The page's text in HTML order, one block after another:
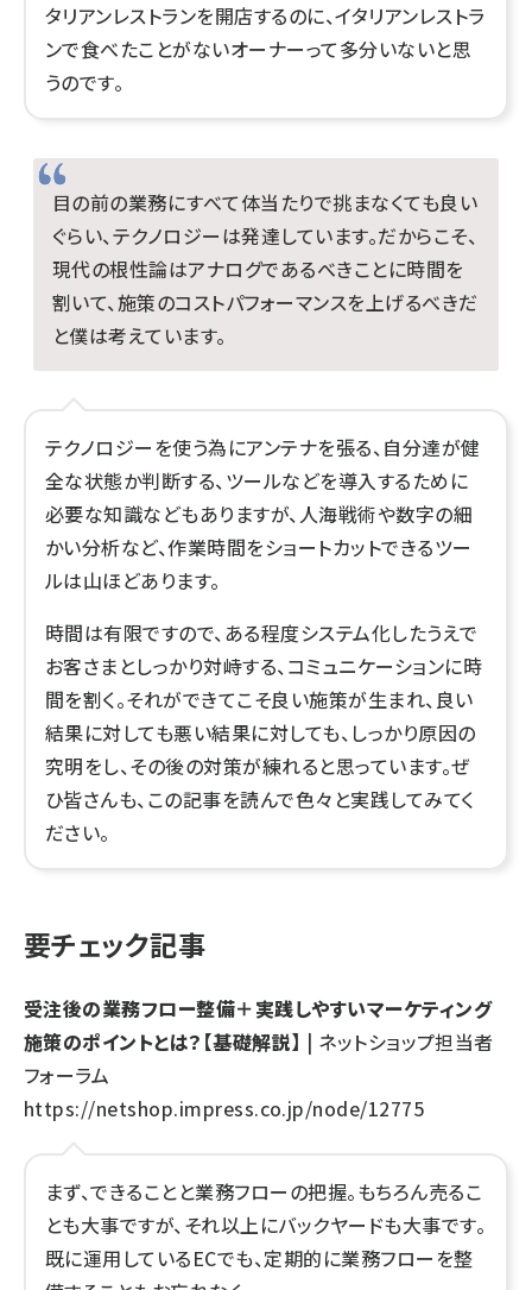
タリアンレストランを開店するのに、イタリアンレストラ
ンで食べたことがないオーナーって多分いないと思
うのです。
目の前の業務にすべて体当たりで挑まなくても良い
ぐらい、テクノロジーは発達しています。だからこそ、
現代の根性論はアナログであるべきことに時間を
割いて、施策のコストパフォーマンスを上げるべきだ
と僕は考えています。
テクノロジーを使う為にアンテナを張る、自分達が健
全な状態か判断する、ツールなどを導入するために
必要な知識などもありますが、人海戦術や数字の細
かい分析など、作業時間をショートカットできるツー
ルは山ほどあります。
時間は有限ですので、ある程度システム化したうえで
お客さまとしっかり対峙する、コミュニケーションに時
間を割く。それができてこそ良い施策が生まれ、良い
結果に対しても悪い結果に対しても、しっかり原因の
究明をし、その後の対策が練れると思っています。ぜ
ひ皆さんも、この記事を読んで色々と実践してみてく
ださい。
要チェック記事
受注後の業務フロー整備＋実践しやすいマーケティング
施策のポイントとは？【基礎解説】 | ネットショップ担当者
フォーラム
https://netshop.impress.co.jp/node/12775
まず、できることと業務フローの把握。もちろん売るこ
とも大事ですが、それ以上にバックヤードも大事です。
既に運用しているECでも、定期的に業務フローを整